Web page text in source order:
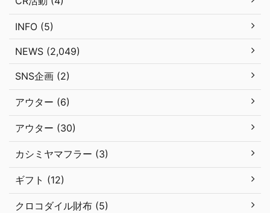
INFO (5)
NEWS (2,049)
SNS企画 (2)
アウター (6)
アウター (30)
カシミヤマフラー (3)
ギフト (12)
クロコダイル財布 (5)